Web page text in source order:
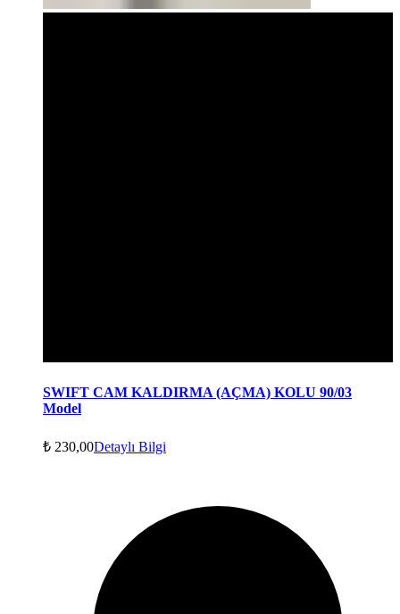
SWIFT CAM KALDIRMA (AÇMA) KOLU 90/03
Model
₺ 230,00Detaylı Bilgi